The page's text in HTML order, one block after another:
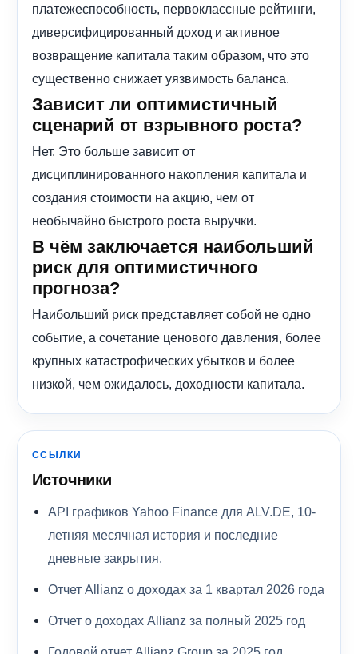
платежеспособность, первоклассные рейтинги,
диверсифицированный доход и активное
возвращение капитала таким образом, что это
существенно снижает уязвимость баланса.
Зависит ли оптимистичный
сценарий от взрывного роста?
Нет. Это больше зависит от
дисциплинированного накопления капитала и
создания стоимости на акцию, чем от
необычайно быстрого роста выручки.
В чём заключается наибольший
риск для оптимистичного
прогноза?
Наибольший риск представляет собой не одно
событие, а сочетание ценового давления, более
крупных катастрофических убытков и более
низкой, чем ожидалось, доходности капитала.
ССЫЛКИ
Источники
API графиков Yahoo Finance для ALV.DE, 10-
летняя месячная история и последние
дневные закрытия.
Отчет Allianz о доходах за 1 квартал 2026 года
Отчет о доходах Allianz за полный 2025 год